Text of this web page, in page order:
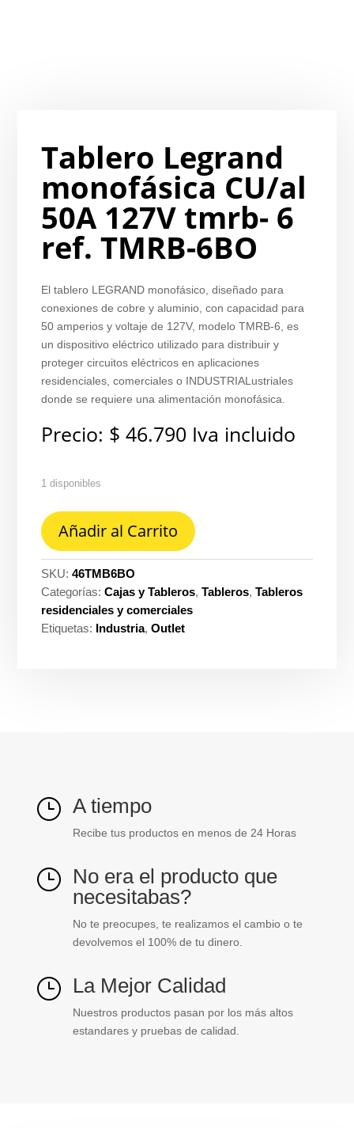
Tablero Legrand
monofásica CU/al
50A 127V tmrb- 6
ref. TMRB-6BO
El tablero LEGRAND monofásico, diseñado para
conexiones de cobre y aluminio, con capacidad para
50 amperios y voltaje de 127V, modelo TMRB-6, es
un dispositivo eléctrico utilizado para distribuir y
proteger circuitos eléctricos en aplicaciones
residenciales, comerciales o INDUSTRIALustriales
donde se requiere una alimentación monofásica.
Precio: $ 46.790 Iva incluido
1 disponibles
Tablero
Legrand
monofásica
CU/al
50A
127V
tmrb-
Añadir al Carrito
SKU:46TMB6BO
Categorías:Cajas y Tableros,Tableros,Tableros
residenciales y comerciales
Etiquetas: Industria,Outlet
} A tiempo
Recibe tus productos en menos de 24 Horas
} No era el producto que
necesitabas?
No te preocupes, te realizamos el cambio o te
devolvemos el 100% de tu dinero.
} La Mejor Calidad
Nuestros productos pasan por los más altos
estandares y pruebas de calidad.